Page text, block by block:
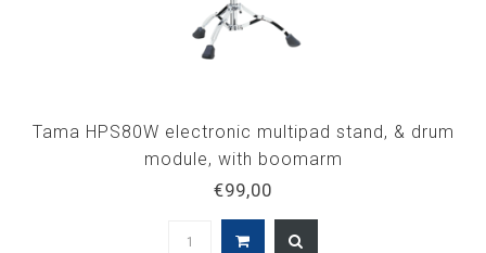
Tama HPS80W electronic multipad stand, & drum
module, with boomarm
€99,00